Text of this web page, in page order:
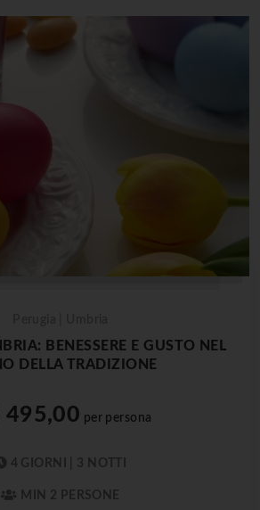
BENESSERE E GUSTO NEL
DELLA TRADIZIONE
495,00 per persona
4 GIORNI | 3 NOTTI
MIN 2 PERSONE